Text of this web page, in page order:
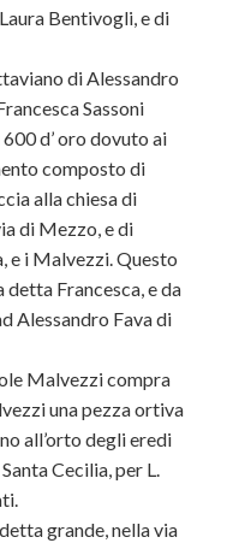
Bentivogli, e di
di Alessandro
Sassoni
d’ oro dovuto ai
composto di
alla chiesa di
di Mezzo, e di
e i Malvezzi. Questo
Francesca, e da
Alessandro Fava di
Malvezzi compra
una pezza ortiva
all’orto degli eredi
Cecilia, per L.
grande, nella via